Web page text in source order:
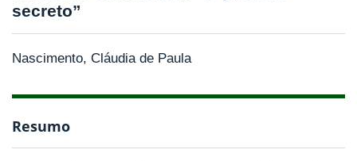
secreto”
Nascimento, Cláudia de Paula
Resumo